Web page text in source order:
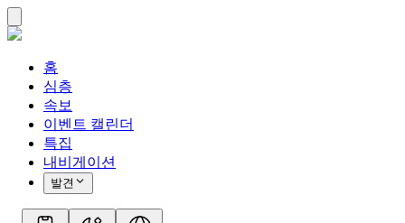
홈
심층
속보
이벤트 캘린더
특집
내비게이션
발견